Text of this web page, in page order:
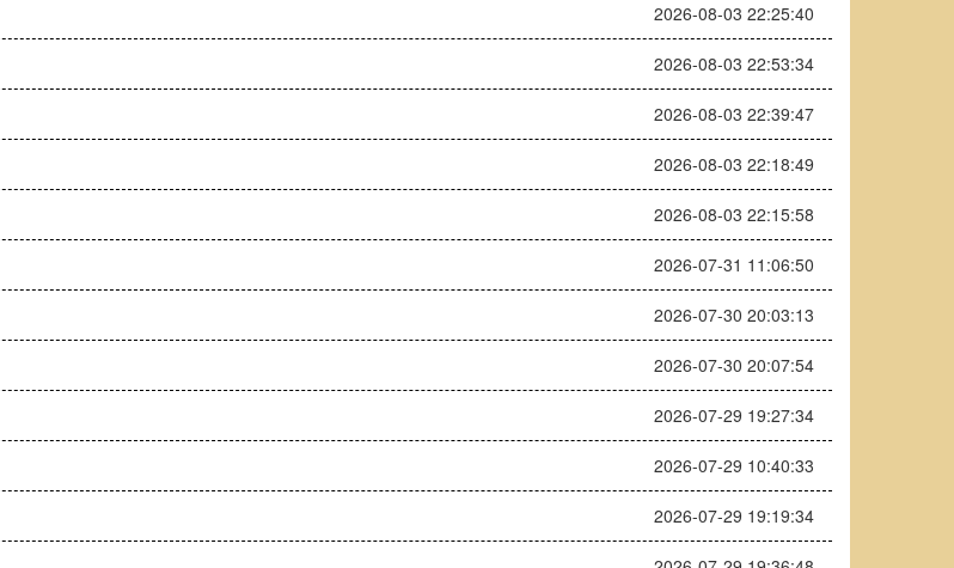
2026-08-03 22:25:40
2026-08-03 22:53:34
2026-08-03 22:39:47
2026-08-03 22:18:49
2026-08-03 22:15:58
2026-07-31 11:06:50
2026-07-30 20:03:13
2026-07-30 20:07:54
2026-07-29 19:27:34
2026-07-29 10:40:33
2026-07-29 19:19:34